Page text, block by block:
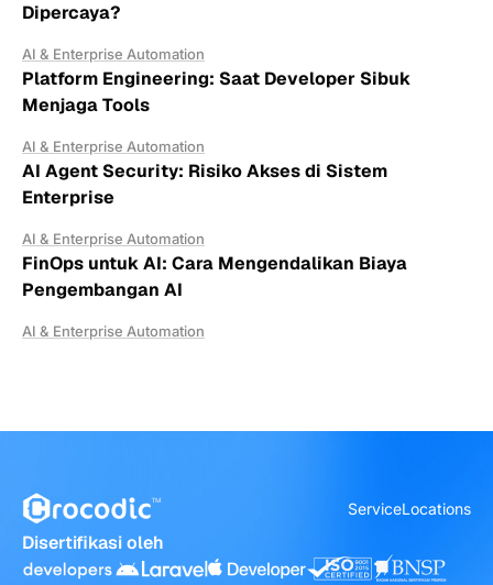
Dipercaya?
AI & Enterprise Automation
Platform Engineering: Saat Developer Sibuk
Menjaga Tools
AI & Enterprise Automation
AI Agent Security: Risiko Akses di Sistem
Enterprise
AI & Enterprise Automation
FinOps untuk AI: Cara Mengendalikan Biaya
Pengembangan AI
AI & Enterprise Automation
ServiceLocations
Disertifikasi oleh